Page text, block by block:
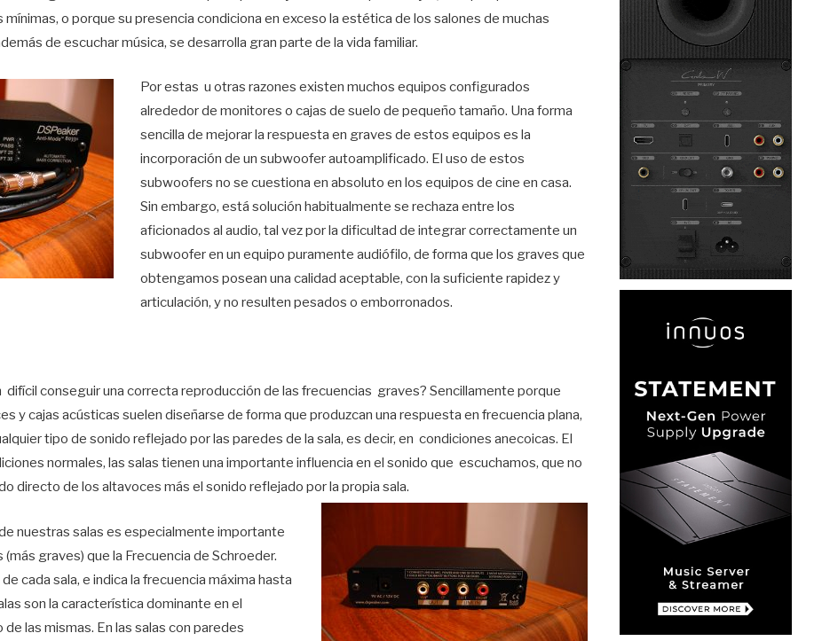
o porque su presencia condiciona en exceso la estética de los salones de muchas
de escuchar música, se desarrolla gran parte de la vida familiar.
Por estas u otras razones existen muchos equipos configurados
alrededor de monitores o cajas de suelo de pequeño tamaño. Una forma
sencilla de mejorar la respuesta en graves de estos equipos es la
incorporación de un subwoofer autoamplificado. El uso de estos
subwoofers no se cuestiona en absoluto en los equipos de cine en casa.
Sin embargo, está solución habitualmente se rechaza entre los
aficionados al audio, tal vez por la dificultad de integrar correctamente un
subwoofer en un equipo puramente audiófilo, de forma que los graves que
obtengamos posean una calidad aceptable, con la suficiente rapidez y
articulación, y no resulten pesados o emborronados.
difícil conseguir una correcta reproducción de las frecuencias graves? Sencillamente porque
y cajas acústicas suelen diseñarse de forma que produzcan una respuesta en frecuencia plana,
tipo de sonido reflejado por las paredes de la sala, es decir, en condiciones anecoicas. El
normales, las salas tienen una importante influencia en el sonido que escuchamos, que no
directo de los altavoces más el sonido reflejado por la propia sala.
nuestras salas es especialmente importante
graves) que la Frecuencia de Schroeder.
cada sala, e indica la frecuencia máxima hasta
son la característica dominante en el
las mismas. En las salas con paredes